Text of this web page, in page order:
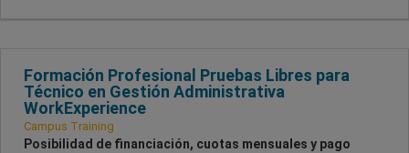
Formación Profesional Pruebas Libres para
Técnico en Gestión Administrativa
WorkExperience
Campus Training
Posibilidad de financiación, cuotas mensuales y pago